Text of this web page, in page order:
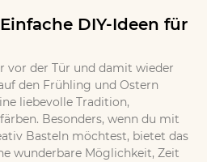
DIY-Ideen für
vor der Tür und damit wieder
den Frühling und Ostern
liebevolle Tradition,
Besonders, wenn du mit
Basteln möchtest, bietet das
wunderbare Möglichkeit, Zeit